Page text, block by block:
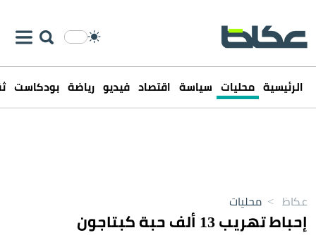
الرئيسية محليات سياسة اقتصاد فيديو رياضة بودكاست
عكاظ > محليات
إحباط تهريب 13 ألف حبة كبتاجون